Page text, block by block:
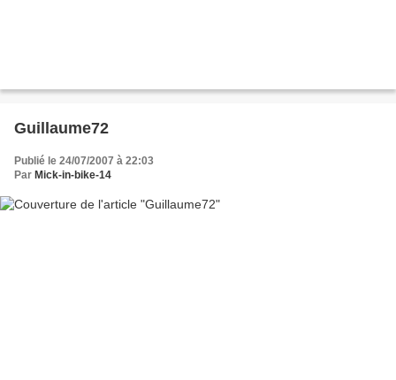
Guillaume72
Publié le 24/07/2007 à 22:03
Par Mick-in-bike-14